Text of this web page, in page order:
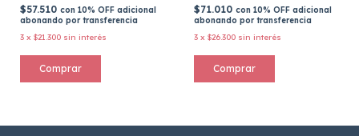
$57.510 con 10% OFF adicional
abonando por transferencia
3 x $21.300 sin interés
Comprar
$71.010 con 10% OFF adicional
abonando por transferencia
3 x $26.300 sin interés
Comprar